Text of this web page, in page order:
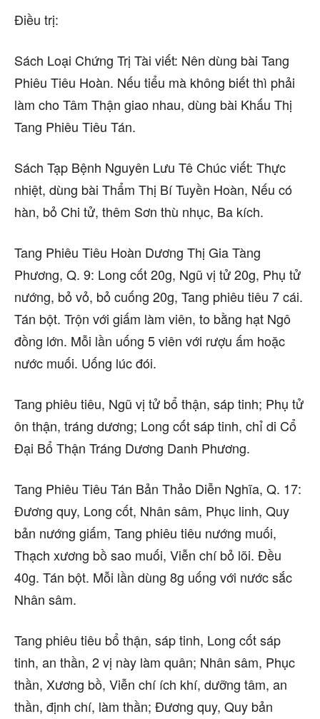
Điều trị:
Sách Loại Chứng Trị Tài viết: Nên dùng bài Tang
Phiêu Tiêu Hoàn. Nếu tiểu mà không biết thì phải
làm cho Tâm Thận giao nhau, dùng bài Khấu Thị
Tang Phiêu Tiêu Tán.
Sách Tạp Bệnh Nguyên Lưu Tê Chúc viết: Thực
nhiệt, dùng bài Thẩm Thị Bí Tuyền Hoàn, Nếu có
hàn, bỏ Chi tử, thêm Sơn thù nhục, Ba kích.
Tang Phiêu Tiêu Hoàn Dương Thị Gia Tàng
Phương, Q. 9: Long cốt 20g, Ngũ vị tử 20g, Phụ tử
nướng, bỏ vỏ, bỏ cuống 20g, Tang phiêu tiêu 7 cái.
Tán bột. Trộn với giấm làm viên, to bằng hạt Ngô
đồng lớn. Mỗi lần uống 5 viên với rượu ấm hoặc
nước muối. Uống lúc đói.
Tang phiêu tiêu, Ngũ vị tử bổ thận, sáp tinh; Phụ tử
ôn thận, tráng dương; Long cốt sáp tinh, chỉ di Cổ
Đại Bổ Thận Tráng Dương Danh Phương.
Tang Phiêu Tiêu Tán Bản Thảo Diễn Nghĩa, Q. 17:
Đương quy, Long cốt, Nhân sâm, Phục linh, Quy
bản nướng giấm, Tang phiêu tiêu nướng muối,
Thạch xương bồ sao muối, Viễn chí bỏ lõi. Đều
40g. Tán bột. Mỗi lần dùng 8g uống với nước sắc
Nhân sâm.
Tang phiêu tiêu bổ thận, sáp tinh, Long cốt sáp
tinh, an thần, 2 vị này làm quân; Nhân sâm, Phục
thần, Xương bồ, Viễn chí ích khí, dưỡng tâm, an
thần, định chí, làm thần; Đương quy, Quy bản